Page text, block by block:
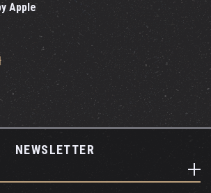
Apple
NEWSLETTER